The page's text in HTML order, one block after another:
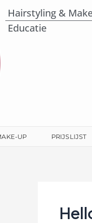
Hairstyling &
Educatie
UP PRIJSLIJST